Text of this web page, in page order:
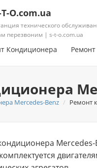
T-O.com.ua
технического
перезвоним | s-t-o.com.ua
Кондиционера
Mercedes-Benz Ремонт